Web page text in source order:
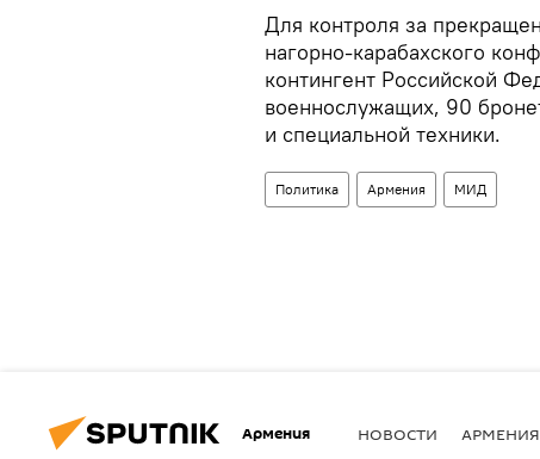
Для контроля за
нагорно-карабахского
контингент Российской
военнослужащих, 90
и специальной техники.
Политика Армения МИД
Армения НОВОСТИ АРМЕНИЯ